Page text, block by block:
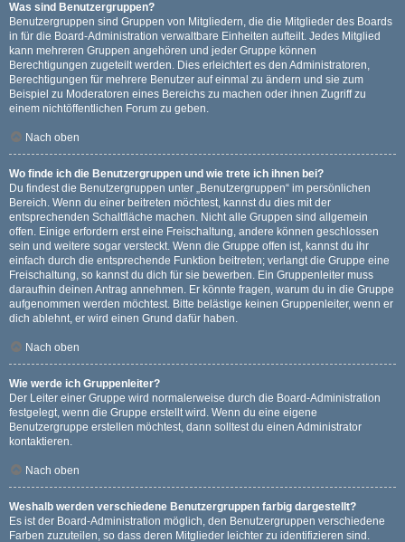
Was sind Benutzergruppen?
Benutzergruppen sind Gruppen von Mitgliedern, die die Mitglieder des Boards
in für die Board-Administration verwaltbare Einheiten aufteilt. Jedes Mitglied
kann mehreren Gruppen angehören und jeder Gruppe können
Berechtigungen zugeteilt werden. Dies erleichtert es den Administratoren,
Berechtigungen für mehrere Benutzer auf einmal zu ändern und sie zum
Beispiel zu Moderatoren eines Bereichs zu machen oder ihnen Zugriff zu
einem nichtöffentlichen Forum zu geben.
Nach oben
Wo finde ich die Benutzergruppen und wie trete ich ihnen bei?
Du findest die Benutzergruppen unter „Benutzergruppen“ im persönlichen
Bereich. Wenn du einer beitreten möchtest, kannst du dies mit der
entsprechenden Schaltfläche machen. Nicht alle Gruppen sind allgemein
offen. Einige erfordern erst eine Freischaltung, andere können geschlossen
sein und weitere sogar versteckt. Wenn die Gruppe offen ist, kannst du ihr
einfach durch die entsprechende Funktion beitreten; verlangt die Gruppe eine
Freischaltung, so kannst du dich für sie bewerben. Ein Gruppenleiter muss
daraufhin deinen Antrag annehmen. Er könnte fragen, warum du in die Gruppe
aufgenommen werden möchtest. Bitte belästige keinen Gruppenleiter, wenn er
dich ablehnt, er wird einen Grund dafür haben.
Nach oben
Wie werde ich Gruppenleiter?
Der Leiter einer Gruppe wird normalerweise durch die Board-Administration
festgelegt, wenn die Gruppe erstellt wird. Wenn du eine eigene
Benutzergruppe erstellen möchtest, dann solltest du einen Administrator
kontaktieren.
Nach oben
Weshalb werden verschiedene Benutzergruppen farbig dargestellt?
Es ist der Board-Administration möglich, den Benutzergruppen verschiedene
Farben zuzuteilen, so dass deren Mitglieder leichter zu identifizieren sind.